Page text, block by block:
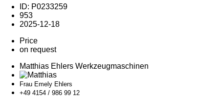
ID: P0233259
953
2025-12-18
Price
on request
Matthias Ehlers Werkzeugmaschinen
Frau Emely Ehlers
+49 4154 / 986 99 12